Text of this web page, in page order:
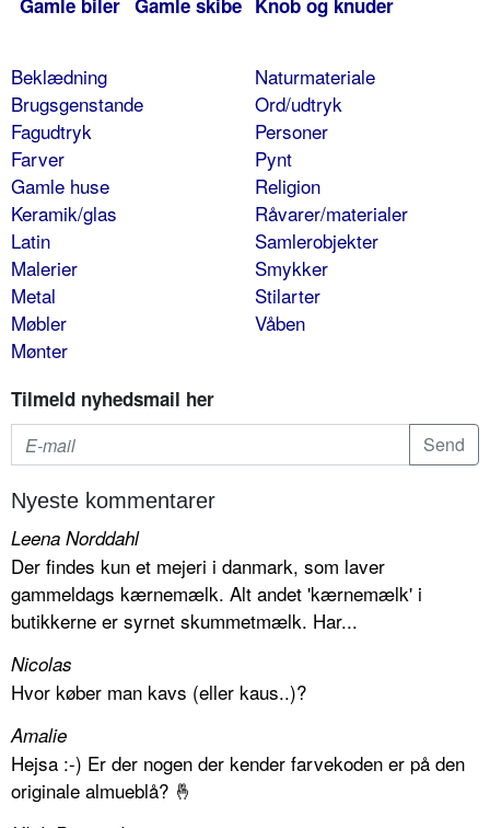
Gamle biler Gamle skibe Knob og knuder
Beklædning
Brugsgenstande
Fagudtryk
Farver
Gamle huse
Keramik/glas
Latin
Malerier
Metal
Møbler
Mønter
Naturmateriale
Ord/udtryk
Personer
Pynt
Religion
Råvarer/materialer
Samlerobjekter
Smykker
Stilarter
Våben
Tilmeld nyhedsmail her
Nyeste kommentarer
Leena Norddahl
Der findes kun et mejeri i danmark, som laver
gammeldags kærnemælk. Alt andet 'kærnemælk' i
butikkerne er syrnet skummetmælk. Har...
Nicolas
Hvor køber man kavs (eller kaus..)?
Amalie
Hejsa :-) Er der nogen der kender farvekoden er på den
originale almueblå? 🤞